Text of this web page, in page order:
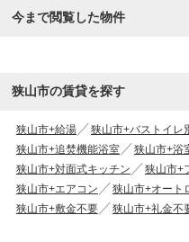
今まで閲覧した物件
狭山市の賃貸を探す
狭山市+給湯 狭山市+バストイレ
狭山市+追焚機能浴室
狭山市+浴
狭山市+対面式キッチン
狭山市+
狭山市+エアコン
狭山市+オート
狭山市+敷金不要
狭山市+礼金不